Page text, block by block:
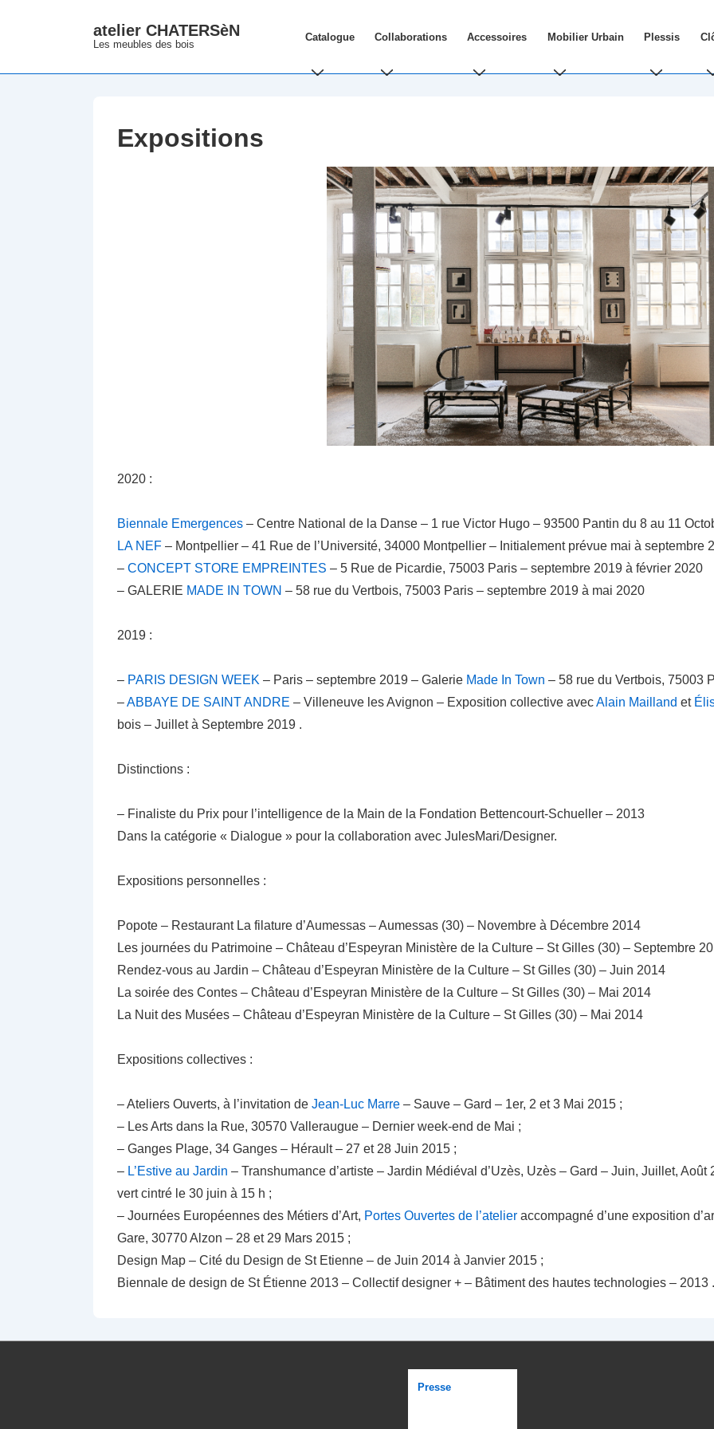
contenu
atelier CHATERSèN
Les meubles des bois
Main
Catalogue Collaborations Accessoires Mobilier Urbain Plessis
Expositions
2020 :
Biennale Emergences – Centre National de la Danse – 1 rue Victor Hugo – 93500 Pantin du 8 au 11
LA NEF – Montpellier – 41 Rue de l’Université, 34000 Montpellier – Initialement prévue mai à septembre
– CONCEPT STORE EMPREINTES – 5 Rue de Picardie, 75003 Paris – septembre 2019 à février 2020
– GALERIE MADE IN TOWN – 58 rue du Vertbois, 75003 Paris – septembre 2019 à mai 2020
2019 :
– PARIS DESIGN WEEK – Paris – septembre 2019 – Galerie Made In Town – 58 rue du Vertbois, 75003
–ABBAYE DE SAINT ANDRE – Villeneuve les Avignon – Exposition collective avecAlain Mailland et
bois – Juillet à Septembre 2019 .
Distinctions :
– Finaliste du Prix pour l’intelligence de la Main de la Fondation Bettencourt-Schueller – 2013
Dans la catégorie « Dialogue » pour la collaboration avec JulesMari/Designer.
Expositions personnelles :
Popote – Restaurant La filature d’Aumessas – Aumessas (30) – Novembre à Décembre 2014
Les journées du Patrimoine – Château d’Espeyran Ministère de la Culture – St Gilles (30) – Septembre
Rendez-vous au Jardin – Château d’Espeyran Ministère de la Culture – St Gilles (30) – Juin 2014
La soirée des Contes – Château d’Espeyran Ministère de la Culture – St Gilles (30) – Mai 2014
La Nuit des Musées – Château d’Espeyran Ministère de la Culture – St Gilles (30) – Mai 2014
Expositions collectives :
– Ateliers Ouverts, à l’invitation de Jean-Luc Marre – Sauve – Gard – 1er, 2 et 3 Mai 2015 ;
– Les Arts dans la Rue, 30570 Valleraugue – Dernier week-end de Mai ;
– Ganges Plage, 34 Ganges – Hérault – 27 et 28 Juin 2015 ;
– L’Estive au Jardin – Transhumance d’artiste – Jardin Médiéval d’Uzès, Uzès – Gard – Juin, Juillet,
vert cintré le 30 juin à 15 h ;
– Journées Européennes des Métiers d’Art, Portes Ouvertes de l’atelier accompagné d’une exposition
Gare, 30770 Alzon – 28 et 29 Mars 2015 ;
Design Map – Cité du Design de St Etienne – de Juin 2014 à Janvier 2015 ;
Biennale de design de St Étienne 2013 – Collectif designer + – Bâtiment des hautes technologies – 2013 .
Menu
Presse